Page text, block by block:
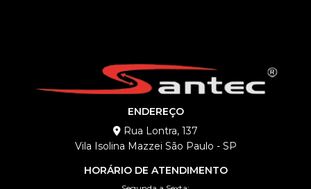
ENDEREÇO
Rua Lontra, 137
Vila Isolina Mazzei São Paulo - SP
HORÁRIO DE ATENDIMENTO